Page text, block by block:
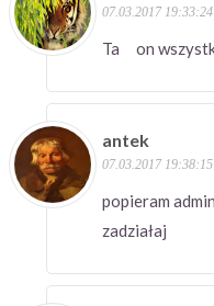
07.03.2017 19:33:24
Ta on
antek
07.03.2017 19:38:15
popieram
zadziałaj